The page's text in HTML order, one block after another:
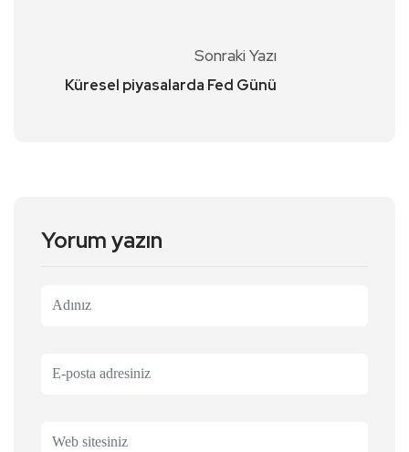
Sonraki Yazı
Küresel piyasalarda Fed Günü
Yorum yazın